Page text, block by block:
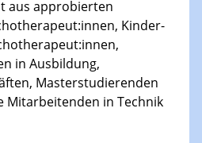
aus approbierten
Kinder-
in Ausbildung,
Masterstudierenden
Mitarbeitenden in Technik